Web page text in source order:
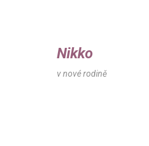
Nikko
v nové rodině